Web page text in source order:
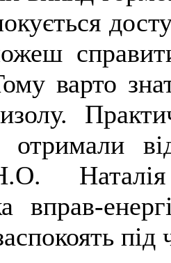
варто
отримали
Наталія
вправ-
під